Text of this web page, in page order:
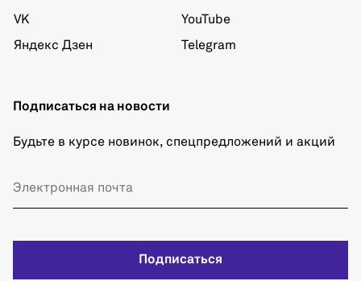
VK
Яндекс Дзен
YouTube
Telegram
Подписаться на новости
Будьте в курсе новинок, спецпредложений и акций
Подписаться